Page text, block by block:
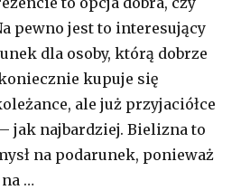
pewno jest to interesujący
dla osoby, którą dobrze
kupuje się
ale już przyjaciółce
jak najbardziej. Bielizna to
na podarunek, ponieważ
na …